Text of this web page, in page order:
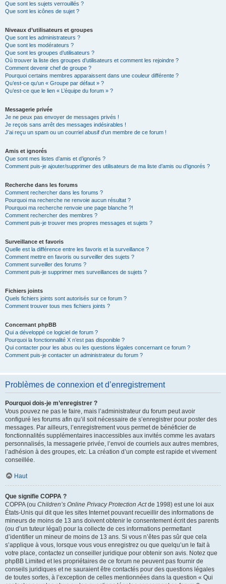
Que sont les sujets verrouillés ?
Que sont les icônes de sujet ?
Niveaux d’utilisateurs et groupes
Que sont les administrateurs ?
Que sont les modérateurs ?
Que sont les groupes d’utilisateurs ?
Où trouver la liste des groupes d’utilisateurs et comment les rejoindre ?
Comment devenir chef de groupe ?
Pourquoi certains membres apparaissent dans une couleur différente ?
Qu’est-ce qu’un « Groupe par défaut » ?
Qu’est-ce que le lien « L’équipe du forum » ?
Messagerie privée
Je ne peux pas envoyer de messages privés !
Je reçois sans arrêt des messages indésirables !
J’ai reçu un spam ou un courriel abusif d’un membre de ce forum !
Amis et ignorés
Que sont mes listes d’amis et d’ignorés ?
Comment puis-je ajouter/supprimer des utilisateurs de ma liste d’amis ou d’ignorés ?
Recherche dans les forums
Comment rechercher dans les forums ?
Pourquoi ma recherche ne renvoie aucun résultat ?
Pourquoi ma recherche renvoie une page blanche ?!
Comment rechercher des membres ?
Comment puis-je trouver mes propres messages et sujets ?
Surveillance et favoris
Quelle est la différence entre les favoris et la surveillance ?
Comment mettre en favoris ou surveiller des sujets ?
Comment surveiller des forums ?
Comment puis-je supprimer mes surveillances de sujets ?
Fichiers joints
Quels fichiers joints sont autorisés sur ce forum ?
Comment trouver tous mes fichiers joints ?
Concernant phpBB
Qui a développé ce logiciel de forum ?
Pourquoi la fonctionnalité X n’est pas disponible ?
Qui contacter pour les abus ou les questions légales concernant ce forum ?
Comment puis-je contacter un administrateur du forum ?
Problèmes de connexion et d’enregistrement
Pourquoi dois-je m’enregistrer ?
Vous pouvez ne pas le faire, mais l’administrateur du forum peut avoir
configuré les forums afin qu’il soit nécessaire de s’enregistrer pour poster des
messages. Par ailleurs, l’enregistrement vous permet de bénéficier de
fonctionnalités supplémentaires inaccessibles aux invités comme les avatars
personnalisés, la messagerie privée, l’envoi de courriels aux autres membres,
l’adhésion à des groupes, etc. La création d’un compte est rapide et vivement
conseillée.
Haut
Que signifie COPPA ?
COPPA (ou Children’s Online Privacy Protection Actde 1998) est une loi aux
États-Unis qui dit que les sites Internet pouvant recueillir des informations de
mineurs de moins de 13 ans doivent obtenir le consentement écrit des parents
(ou d’un tuteur légal) pour la collecte de ces informations permettant
d’identifier un mineur de moins de 13 ans. Si vous n’êtes pas sûr que cela
s’applique à vous, lorsque vous vous enregistrez ou que quelqu’un le fait à
votre place, contactez un conseiller juridique pour obtenir son avis. Notez que
phpBB Limited et les propriétaires de ce forum ne peuvent pas fournir de
conseils juridiques et ne sauraient être contactés pour des questions légales
de toutes sortes, à l’exception de celles mentionnées dans la question « Qui